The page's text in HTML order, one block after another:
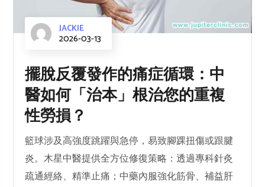
JACKIE
2026-03-13
擺脫反覆發作的痛症循環：中
醫如何「治本」根治您的重複
性勞損？
籃球涉及高強度跳躍與急停，易致腳踝扭傷或跟腱
炎。木星中醫提供全方位修復策略：透過專科針灸
疏通經絡、精準止痛；中藥內服強化筋骨、補益肝